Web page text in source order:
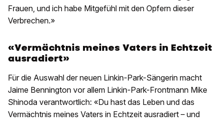
Frauen, und ich habe Mitgefühl mit den Opfern dieser
Verbrechen.»
«Vermächtnis meines Vaters in Echtzeit
ausradiert»
Für die Auswahl der neuen Linkin-Park-Sängerin macht
Jaime Bennington vor allem Linkin-Park-Frontmann Mike
Shinoda verantwortlich: «Du hast das Leben und das
Vermächtnis meines Vaters in Echtzeit ausradiert – und